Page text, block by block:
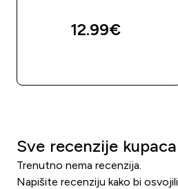
12.99€‎
Sve recenzije kupaca
Trenutno nema recenzija.
Napišite recenziju kako bi